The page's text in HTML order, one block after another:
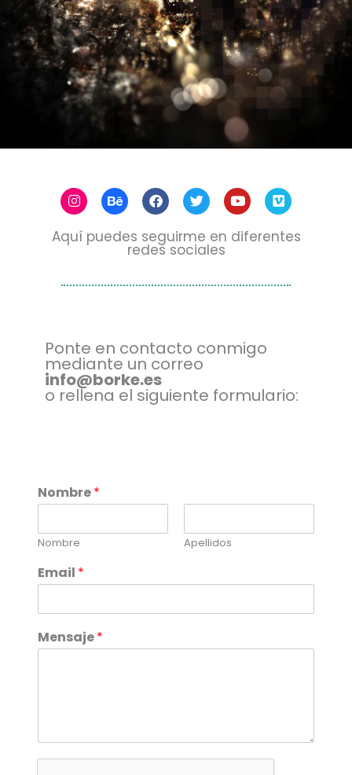
Aquí puedes seguirme en diferentes
redes sociales
Ponte en contacto conmigo
mediante un correo
info@borke.es
o rellena el siguiente formulario:
Nombre*
Nombre Apellidos
Email *
Mensaje*